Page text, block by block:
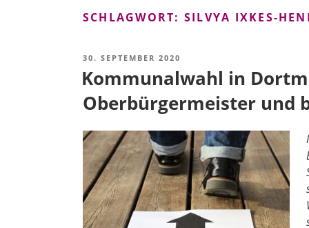
SCHLAGWORT: SILVYA IXKES-
VERÖFFENTLICHT
30. SEPTEMBER 2020
Kommunalwahl in
Oberbürgermeister und